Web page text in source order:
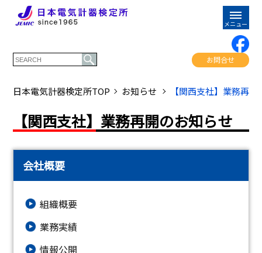
お問合せ
日本電気計器検定所TOP お知らせ 【関西支社】業務再
【関西支社】業務再開のお知らせ
会社概要
組織概要
業務実績
情報公開